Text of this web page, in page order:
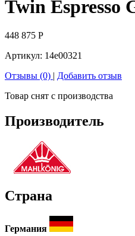
Twin Espresso
448 875 Р
Артикул: 14e00321
Отзывы (0) | Добавить отзыв
Товар снят с производства
Производитель
Страна
Германия